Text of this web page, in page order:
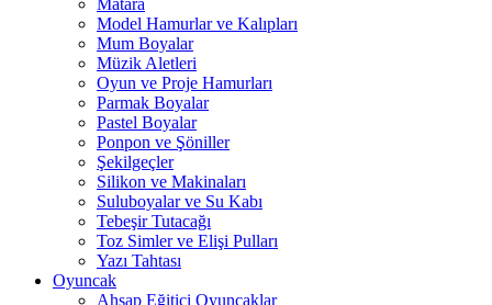
Model Hamurlar ve Kalıpları
Mum Boyalar
Müzik Aletleri
Oyun ve Proje Hamurları
Parmak Boyalar
Pastel Boyalar
Ponpon ve Şöniller
Şekilgeçler
Silikon ve Makinaları
Suluboyalar ve Su Kabı
Tebeşir Tutacağı
Toz Simler ve Elişi Pulları
Yazı Tahtası
Oyuncak
Ahşap Eğitici Oyuncaklar